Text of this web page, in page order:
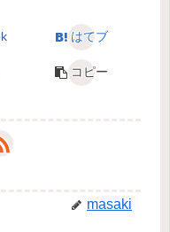
はてブ
コピー
masaki